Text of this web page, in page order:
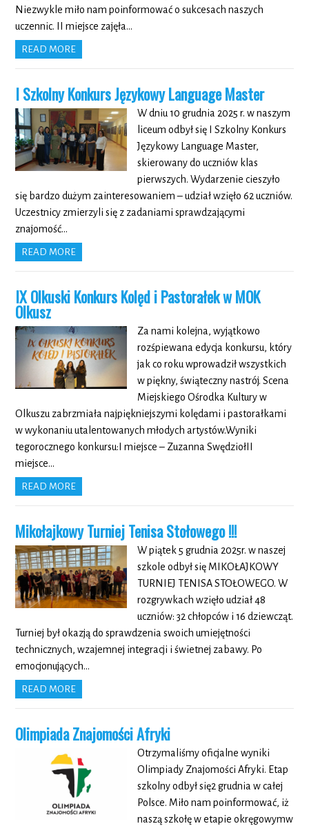
Niezwykle miło nam poinformować o sukcesach naszych
uczennic. II miejsce zajęła…
READ MORE
I Szkolny Konkurs Językowy Language Master
W dniu 10 grudnia 2025 r. w naszym
liceum odbył się I Szkolny Konkurs
Językowy Language Master,
skierowany do uczniów klas
pierwszych. Wydarzenie cieszyło
się bardzo dużym zainteresowaniem – udział wzięło 62 uczniów.
Uczestnicy zmierzyli się z zadaniami sprawdzającymi
znajomość…
READ MORE
IX Olkuski Konkurs Kolęd i Pastorałek w MOK
Olkusz
Za nami kolejna, wyjątkowo
rozśpiewana edycja konkursu, który
jak co roku wprowadził wszystkich
w piękny, świąteczny nastrój. Scena
Miejskiego Ośrodka Kultury w
Olkuszu zabrzmiała najpiękniejszymi kolędami i pastorałkami
w wykonaniu utalentowanych młodych artystów.Wyniki
tegorocznego konkursu:I miejsce – Zuzanna SwędziołII
miejsce…
READ MORE
Mikołajkowy Turniej Tenisa Stołowego !!!
W piątek 5 grudnia 2025r. w naszej
szkole odbył się MIKOŁAJKOWY
TURNIEJ TENISA STOŁOWEGO. W
rozgrywkach wzięło udział 48
uczniów: 32 chłopców i 16 dziewcząt.
Turniej był okazją do sprawdzenia swoich umiejętności
technicznych, wzajemnej integracji i świetnej zabawy. Po
emocjonujących…
READ MORE
Olimpiada Znajomości Afryki
Otrzymaliśmy oficjalne wyniki
Olimpiady Znajomości Afryki. Etap
szkolny odbył się2 grudnia w całej
Polsce. Miło nam poinformować, iż
naszą szkołę w etapie okręgowymw